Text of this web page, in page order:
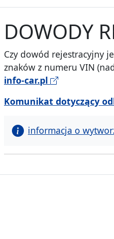
DOWODY
Czy dowód rejestracyjny
znaków z numeru VIN
info-car.pl
Komunikat dotyczący
informacja o